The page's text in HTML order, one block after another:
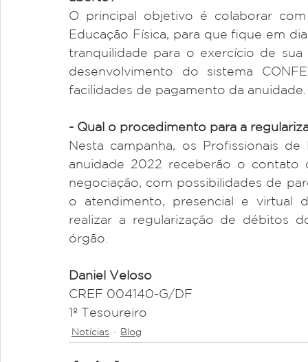
O principal objetivo é colaborar
Educação Física, para que fique em
tranquilidade para o exercício de
desenvolvimento do sistema
facilidades de pagamento da anuidade.
- Qual o procedimento para a
Nesta campanha, os Profissionais
anuidade 2022 receberão o
negociação, com possibilidades de
o atendimento, presencial e virtual
realizar a regularização de débitos
órgão.
Daniel Veloso
CREF 004140-G/DF
1º Tesoureiro
Notícias Blog